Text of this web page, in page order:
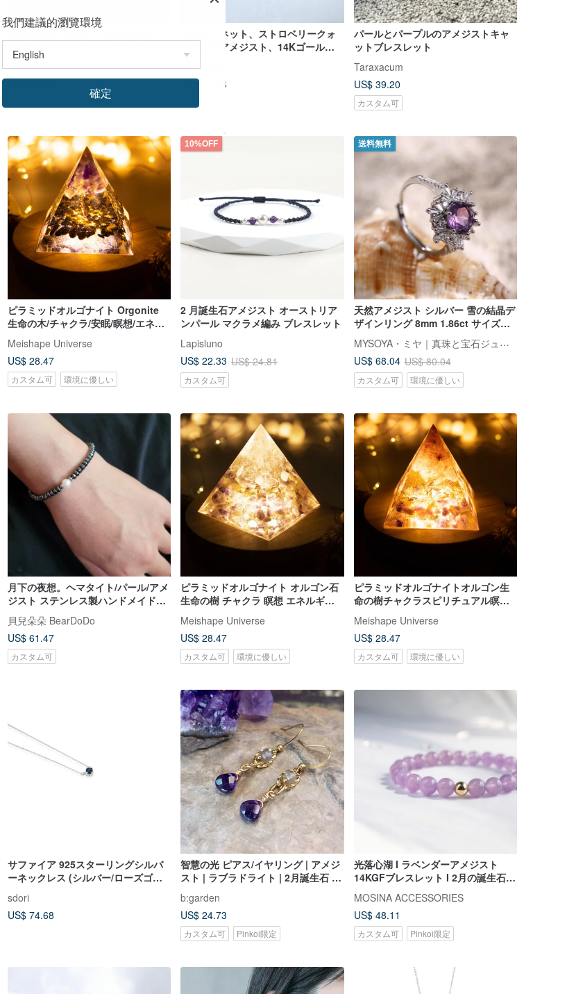
ト 2月/6月誕生石
RALULU.SHU
天然ガーネット、ストロベリークォ
ーツ、桜アメジスト、14Kゴールド
フィルド十字架チャームブレスレッ
ト／信仰
belightgift
US$ 43.66
パールとパープルのアメジストキャ
ットブレスレット
Taraxacum
US$ 39.20
カスタム可
ピラミッドオルゴナイト Orgonite
生命の木/チャクラ/安眠/瞑想/エネル
ギーアメジスト ブルーサンドストー
ン
Meishape Universe
US$ 28.47
カスタム可 環境に優しい
10%OFF
2 月誕生石アメジスト オーストリア
ンパール マクラメ編み ブレスレット
Lapisluno
US$ 22.33 US$ 24.81
カスタム可
送料無料
天然アメジスト シルバー 雪の結晶デ
ザインリング 8mm 1.86ct サイズ調
整可能 2月誕生石 バレンタインギフ
ト
MYSOYA・ミヤ｜真珠と宝石ジュエリー
US$ 68.04 US$ 80.04
カスタム可 環境に優しい
月下の夜想。ヘマタイト/パール/アメ
ジスト ステンレス製ハンドメイドブ
レスレット
貝兒朵朵 BearDoDo
US$ 61.47
カスタム可
ピラミッドオルゴナイト オルゴン石
生命の樹 チャクラ 瞑想 エネルギー
ホワイトクリスタル アメジスト
Meishape Universe
US$ 28.47
カスタム可 環境に優しい
ピラミッドオルゴナイトオルゴン生
命の樹チャクラスピリチュアル瞑想
エネルギー ストロベリークォーツア
メジスト
Meishape Universe
US$ 28.47
カスタム可 環境に優しい
サファイア 925スターリングシルバ
ーネックレス (シルバー/ローズゴー
sdori
US$ 74.68
智慧の光 ピアス/イヤリング | アメジ
スト | ラブラドライト | 2月誕生石 ヒ
b:garden
US$ 24.73
カスタム可 Pinkoi限定
光落心湖 I ラベンダーアメジスト
14KGFブレスレット I 2月の誕生石
MOSINA ACCESSORIES
US$ 48.11
カスタム可 Pinkoi限定
我們建議的瀏覽環境
確定